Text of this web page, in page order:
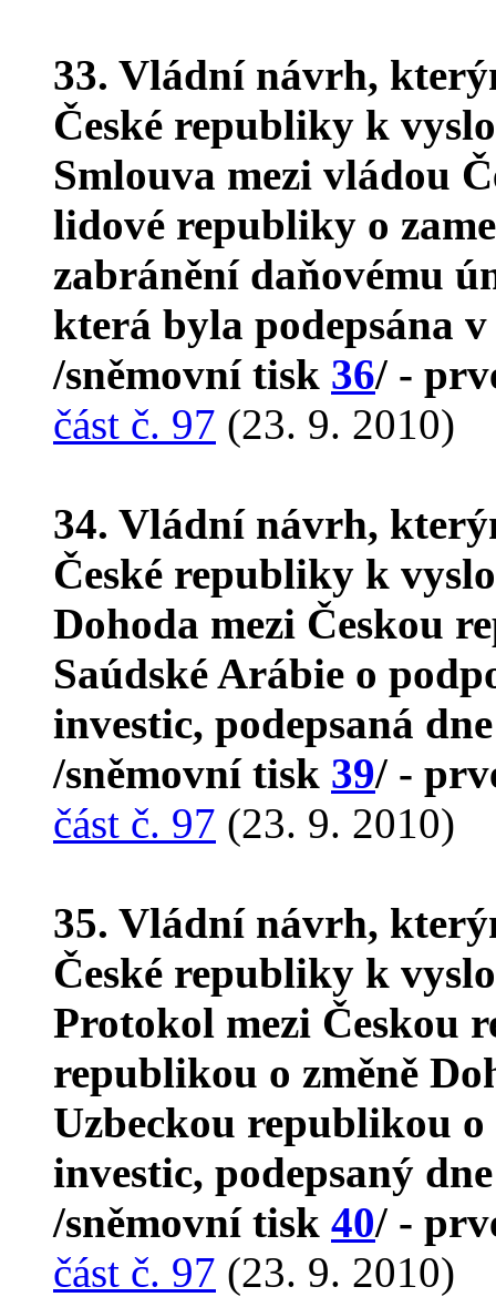
33. Vládní návrh,
České republiky k
Smlouva mezi vládou
lidové republiky o
zabránění daňovému
která byla podepsána
/sněmovní tisk 36/ -
část č. 97 (23. 9. 2010)
34. Vládní návrh,
České republiky k
Dohoda mezi Českou
Saúdské Arábie o
investic, podepsaná
/sněmovní tisk 39/ -
část č. 97 (23. 9. 2010)
35. Vládní návrh,
České republiky k
Protokol mezi Českou
republikou o změně
Uzbeckou republikou
investic, podepsaný
/sněmovní tisk 40/ -
část č. 97 (23. 9. 2010)